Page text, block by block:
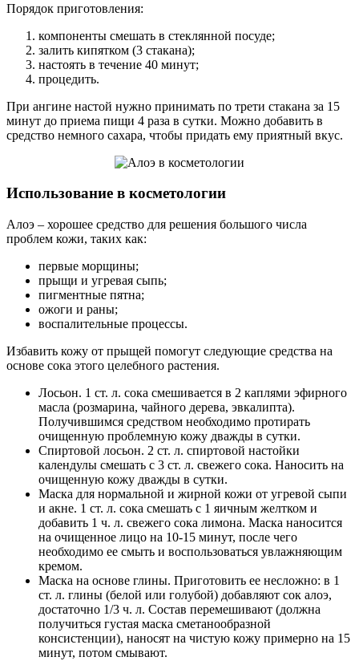
Порядок приготовления:
компоненты смешать в стеклянной посуде;
залить кипятком (3 стакана);
настоять в течение 40 минут;
процедить.
При ангине настой нужно принимать по трети стакана за 15
минут до приема пищи 4 раза в сутки. Можно добавить в
средство немного сахара, чтобы придать ему приятный вкус.
Использование в косметологии
Алоэ – хорошее средство для решения большого числа
проблем кожи, таких как:
первые морщины;
прыщи и угревая сыпь;
пигментные пятна;
ожоги и раны;
воспалительные процессы.
Избавить кожу от прыщей помогут следующие средства на
основе сока этого целебного растения.
Лосьон. 1 ст. л. сока смешивается в 2 каплями эфирного
масла (розмарина, чайного дерева, эвкалипта).
Получившимся средством необходимо протирать
очищенную проблемную кожу дважды в сутки.
Спиртовой лосьон. 2 ст. л. спиртовой настойки
календулы смешать с 3 ст. л. свежего сока. Наносить на
очищенную кожу дважды в сутки.
Маска для нормальной и жирной кожи от угревой сыпи
и акне. 1 ст. л. сока смешать с 1 яичным желтком и
добавить 1 ч. л. свежего сока лимона. Маска наносится
на очищенное лицо на 10-15 минут, после чего
необходимо ее смыть и воспользоваться увлажняющим
кремом.
Маска на основе глины. Приготовить ее несложно: в 1
ст. л. глины (белой или голубой) добавляют сок алоэ,
достаточно 1/3 ч. л. Состав перемешивают (должна
получиться густая маска сметанообразной
консистенции), наносят на чистую кожу примерно на 15
минут, потом смывают.